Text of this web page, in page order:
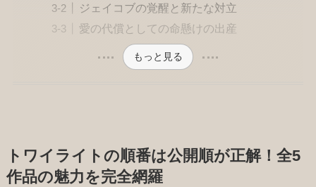
ジェイコブの覚醒と新たな対立
愛の代償としての命懸けの出産
もっと見る
トワイライトの順番は公開順が正解！全5
作品の魅力を完全網羅